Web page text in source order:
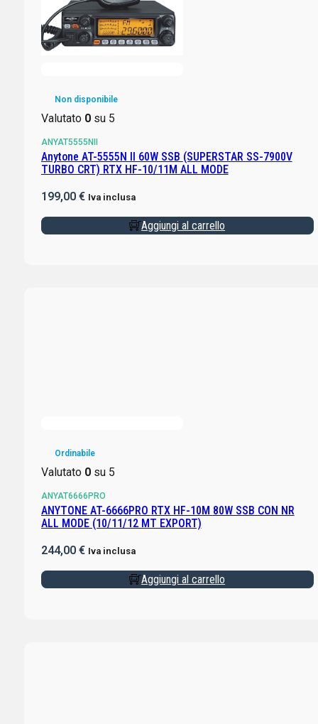
Non disponibile
Valutato 0su 5
ANYAT5555NII
Anytone AT-5555N II 60W SSB (SUPERSTAR SS-7900V
TURBO CRT) RTX HF-10/11M ALL MODE
199,00 € Iva inclusa
Aggiungi al carrello
Ordinabile
Valutato 0su 5
ANYAT6666PRO
ANYTONE AT-6666PRO RTX HF-10M 80W SSB CON NR
ALL MODE (10/11/12 MT EXPORT)
244,00 € Iva inclusa
Aggiungi al carrello